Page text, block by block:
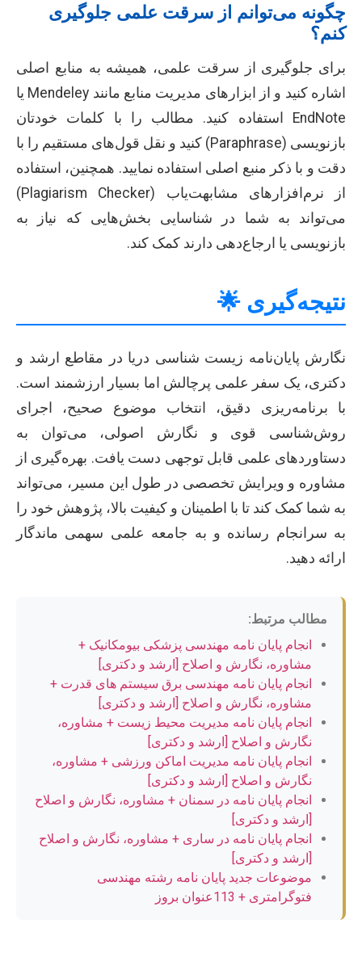
چگونه می‌توانم از سرقت علمی جلوگیری
کنم؟
برای جلوگیری از سرقت علمی، همیشه به منابع اصلی
اشاره کنید و از ابزارهای مدیریت منابع مانند Mendeley یا
EndNote استفاده کنید. مطالب را با کلمات خودتان
بازنویسی (Paraphrase) کنید و نقل قول‌های مستقیم را با
دقت و با ذکر منبع اصلی استفاده نمایید. همچنین، استفاده
از نرم‌افزارهای مشابهت‌یاب (Plagiarism Checker)
می‌تواند به شما در شناسایی بخش‌هایی که نیاز به
بازنویسی یا ارجاع‌دهی دارند کمک کند.
نتیجه‌گیری 🌟
نگارش پایان‌نامه زیست شناسی دریا در مقاطع ارشد و
دکتری، یک سفر علمی پرچالش اما بسیار ارزشمند است.
با برنامه‌ریزی دقیق، انتخاب موضوع صحیح، اجرای
روش‌شناسی قوی و نگارش اصولی، می‌توان به
دستاوردهای علمی قابل توجهی دست یافت. بهره‌گیری از
مشاوره و ویرایش تخصصی در طول این مسیر، می‌تواند
به شما کمک کند تا با اطمینان و کیفیت بالا، پژوهش خود را
به سرانجام رسانده و به جامعه علمی سهمی ماندگار
ارائه دهید.
مطالب مرتبط:
انجام پایان نامه مهندسی پزشکی بیومکانیک +
مشاوره، نگارش و اصلاح [ارشد و دکتری]
انجام پایان نامه مهندسی برق سیستم های قدرت +
مشاوره، نگارش و اصلاح [ارشد و دکتری]
انجام پایان نامه مدیریت محیط زیست + مشاوره،
نگارش و اصلاح [ارشد و دکتری]
انجام پایان نامه مدیریت اماکن ورزشی + مشاوره،
نگارش و اصلاح [ارشد و دکتری]
انجام پایان نامه در سمنان + مشاوره، نگارش و اصلاح
[ارشد و دکتری]
انجام پایان نامه در ساری + مشاوره، نگارش و اصلاح
[ارشد و دکتری]
موضوعات جدید پایان نامه رشته مهندسی
فتوگرامتری + 113عنوان بروز